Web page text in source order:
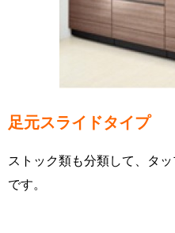
足元スライドタイプ
ストック類も分類して、タ
です。